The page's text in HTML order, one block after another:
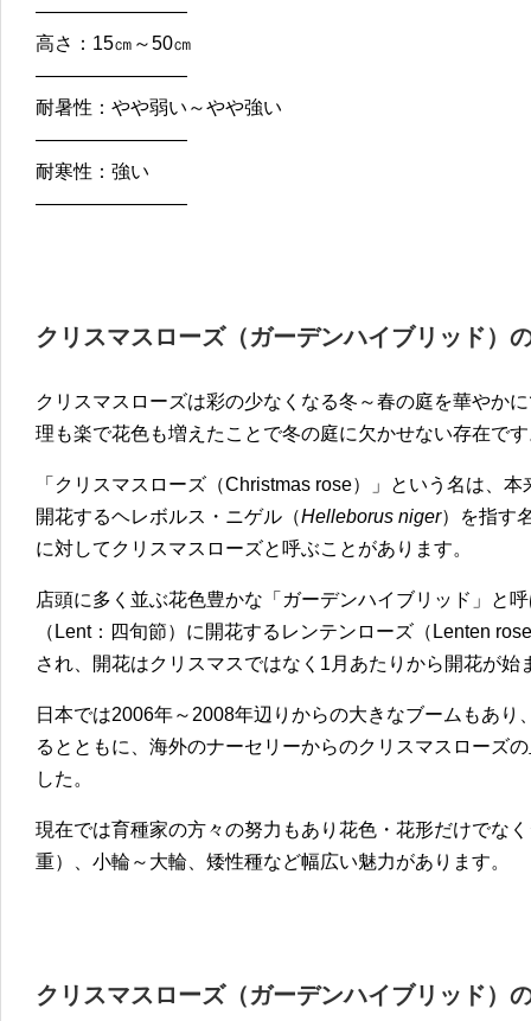
————————
高さ：15㎝～50㎝
————————
耐暑性：やや弱い～やや強い
————————
耐寒性：強い
————————
クリスマスローズ（ガーデンハイブリッド）
クリスマスローズは彩の少なくなる冬～春の庭を華やか
理も楽で花色も増えたことで冬の庭に欠かせない存在で
「クリスマスローズ（Christmas rose）」という名は、
開花するヘレボルス・ニゲル（Helleborus niger）を指す
に対してクリスマスローズと呼ぶことがあります。
店頭に多く並ぶ花色豊かな「ガーデンハイブリッド」と
（Lent：四旬節）に開花するレンテンローズ（Lenten
され、開花はクリスマスではなく1月あたりから開花が始
日本では2006年～2008年辺りからの大きなブームもあ
るとともに、海外のナーセリーからのクリスマスローズ
した。
現在では育種家の方々の努力もあり花色・花形だけでな
重）、小輪～大輪、矮性種など幅広い魅力があります。
クリスマスローズ（ガーデンハイブリッド）